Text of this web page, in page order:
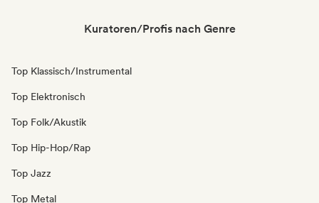
Kuratoren/Profis nach Genre
Top Klassisch/Instrumental
Top Elektronisch
Top Folk/Akustik
Top Hip-Hop/Rap
Top Jazz
Top Metal